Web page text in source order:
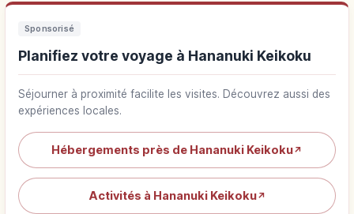
Sponsorisé
Planifiez votre voyage à Hananuki Keikoku
Séjourner à proximité facilite les visites. Découvrez aussi des
expériences locales.
Hébergements près de Hananuki Keikoku↗
Activités à Hananuki Keikoku↗